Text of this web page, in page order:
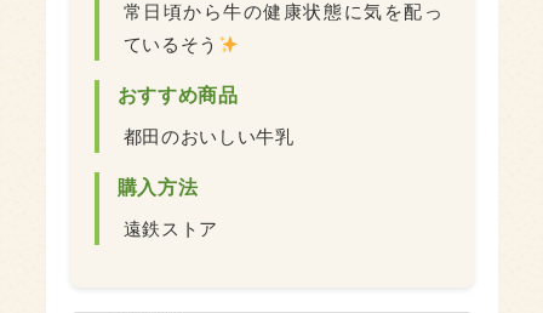
常日頃から牛の健康状態に気を配っ
ているそう
おすすめ商品
都田のおいしい牛乳
購入方法
遠鉄ストア